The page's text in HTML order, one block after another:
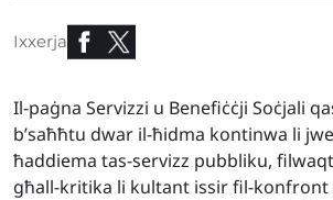
Ixxerja
Il-paġna Servizzi u Benefiċċji Soċjali
b’saħħtu dwar il-ħidma kontinwa li
ħaddiema tas-servizz pubbliku,
għall-kritika li kultant issir fil-konfront